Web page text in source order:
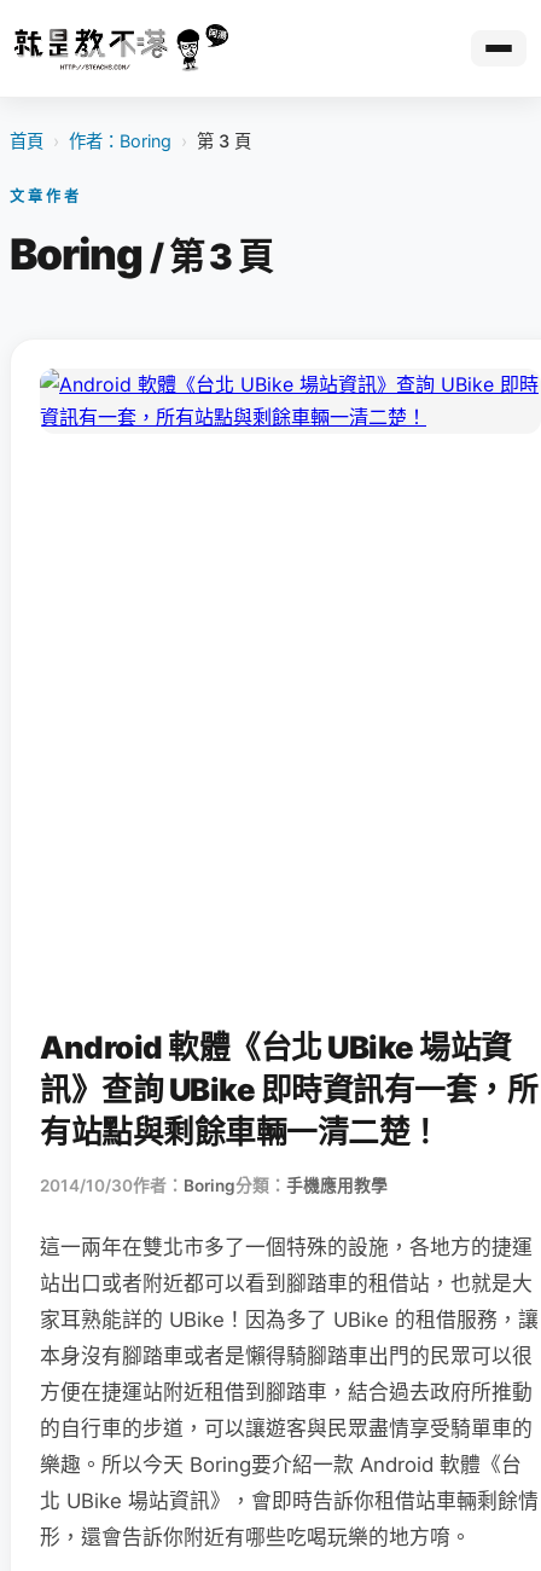
首頁 › 作者：Boring › 第 3 頁
文章作者
Boring / 第 3 頁
Android 軟體《台北 UBike 場站資
訊》查詢 UBike 即時資訊有一套，所
有站點與剩餘車輛一清二楚！
2014/10/30作者： Boring分類： 手機應用教學
這一兩年在雙北市多了一個特殊的設施，各地方的捷運
站出口或者附近都可以看到腳踏車的租借站，也就是大
家耳熟能詳的 UBike！因為多了 UBike 的租借服務，讓
本身沒有腳踏車或者是懶得騎腳踏車出門的民眾可以很
方便在捷運站附近租借到腳踏車，結合過去政府所推動
的自行車的步道，可以讓遊客與民眾盡情享受騎單車的
樂趣。所以今天 Boring要介紹一款 Android 軟體《台
北 UBike 場站資訊》，會即時告訴你租借站車輛剩餘情
形，還會告訴你附近有哪些吃喝玩樂的地方唷。